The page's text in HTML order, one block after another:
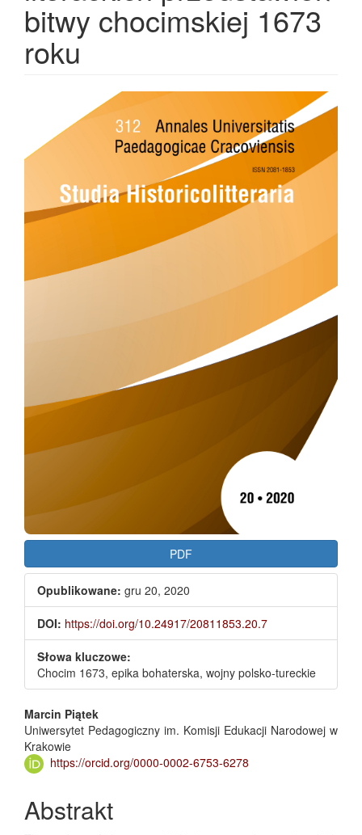
bitwy chocimskiej 1673
roku
Article
Sidebar
PDF
Opublikowane: gru 20, 2020
DOI: https://doi.org/10.24917/20811853.20.7
Słowa kluczowe:
Chocim 1673, epika bohaterska, wojny polsko-tureckie
Main
Article
Content
Marcin Piątek
Uniwersytet Pedagogiczny im. Komisji Edukacji Narodowej w
Krakowie
https://orcid.org/0000-0002-6753-6278
Abstrakt